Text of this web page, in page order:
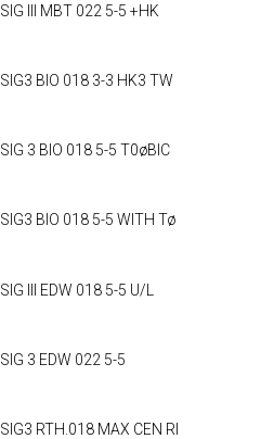
SIG III MBT 022 5-5 +HK
SIG3 BIO 018 3-3 HK3 TW
SIG 3 BIO 018 5-5 T0øBIC
SIG3 BIO 018 5-5 WITH Tø
SIG III EDW 018 5-5 U/L
SIG 3 EDW 022 5-5
SIG3 RTH.018 MAX CEN RI